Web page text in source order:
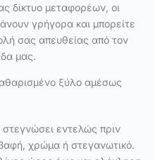
δίκτυο μεταφορέων, οι
γρήγορα και μπορείτε
σας απευθείας από τον
μας.
ξύλο αμέσως
εντελώς πριν
χρώμα ή στεγανωτικό.